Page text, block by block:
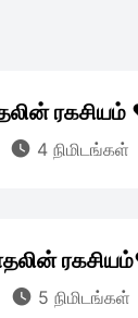
 4 நிமிடங்கள்
 5 நிமிடங்கள்